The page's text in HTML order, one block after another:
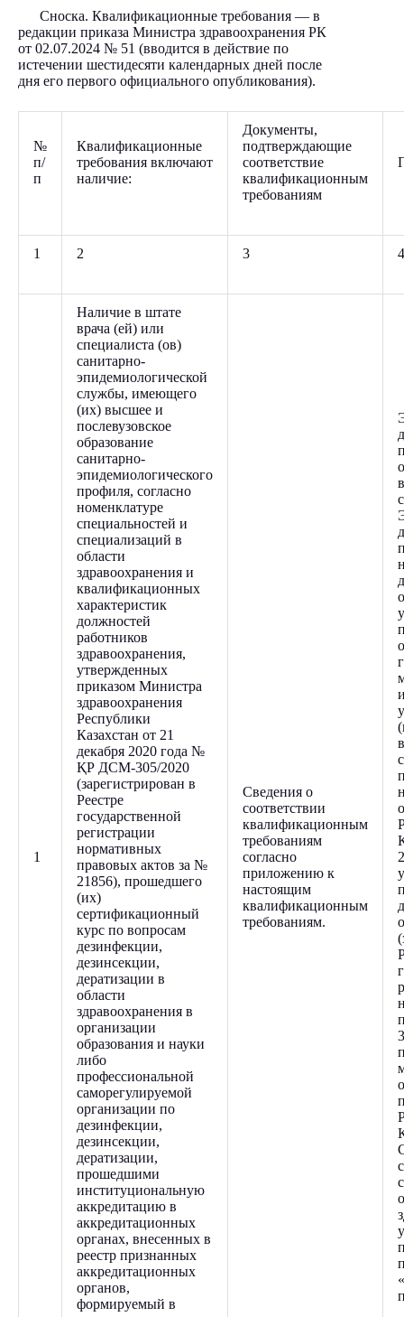
Сноска. Квалификационные требования — в
редакции приказа Министра здравоохранения РК
от 02.07.2024 № 51 (вводится в действие по
истечении шестидесяти календарных дней после
дня его первого официального опубликования).
№
п/
п
Квалификационные
требования включают
наличие:
Документы,
подтверждающие
соответствие
квалификационным
требованиям
1 2 3 4
1
Наличие в штате
врача (ей) или
специалиста (ов)
санитарно-
эпидемиологической
службы, имеющего
(их) высшее и
послевузовское
образование
санитарно-
эпидемиологического
профиля, согласно
номенклатуре
специальностей и
специализаций в
области
здравоохранения и
квалификационных
характеристик
должностей
работников
здравоохранения,
утвержденных
приказом Министра
здравоохранения
Республики
Казахстан от 21
декабря 2020 года №
ҚР ДСМ-305/2020
(зарегистрирован в
Реестре
государственной
регистрации
нормативных
правовых актов за №
21856), прошедшего
(их)
сертификационный
курс по вопросам
дезинфекции,
дезинсекции,
дератизации в
области
здравоохранения в
организации
образования и науки
либо
профессиональной
саморегулируемой
организации по
дезинфекции,
дезинсекции,
дератизации,
прошедшими
институциональную
аккредитацию в
аккредитационных
органах, внесенных в
реестр признанных
аккредитационных
органов,
формируемый в
Сведения о
соответствии
квалификационным
требованиям
согласно
приложению к
настоящим
квалификационным
требованиям.